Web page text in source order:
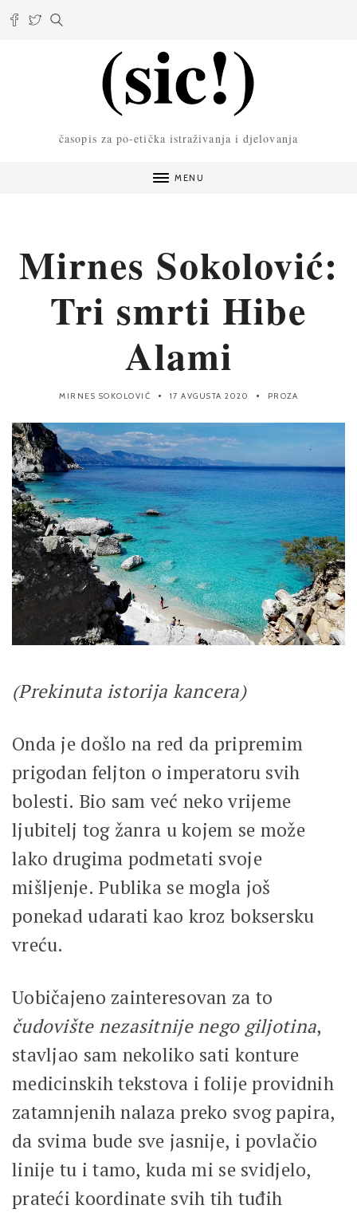
časopis za po-etička istraživanja i djelovanja
MENU
Mirnes Sokolović:
Tri smrti Hibe
Alami
MIRNES SOKOLOVIĆ 17 AVGUSTA 2020 PROZA
(Prekinuta istorija kancera)
Onda je došlo na red da pripremim
prigodan feljton o imperatoru svih
bolesti. Bio sam već neko vrijeme
ljubitelj tog žanra u kojem se može
lako drugima podmetati svoje
mišljenje. Publika se mogla još
ponekad udarati kao kroz boksersku
vreću.
Uobičajeno zainteresovan za to
čudovište nezasitnije nego giljotina,
stavljao sam nekoliko sati konture
medicinskih tekstova i folije providnih
zatamnjenih nalaza preko svog papira,
da svima bude sve jasnije, i povlačio
linije tu i tamo, kuda mi se svidjelo,
prateći koordinate svih tih tuđih